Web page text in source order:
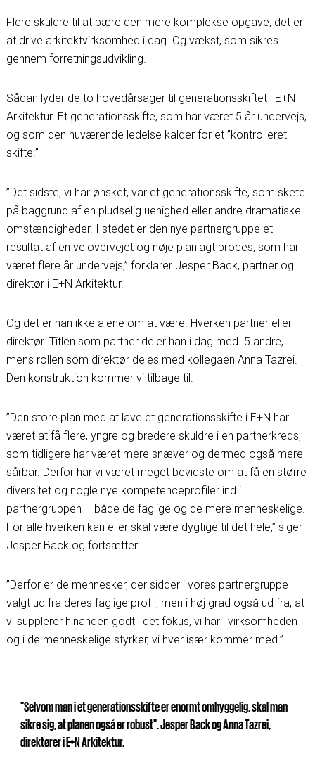
Flere skuldre til at bære den mere komplekse opgave, det er
at drive arkitektvirksomhed i dag. Og vækst, som sikres
gennem forretningsudvikling.
Sådan lyder de to hovedårsager til generationsskiftet i E+N
Arkitektur. Et generationsskifte, som har været 5 år undervejs,
og som den nuværende ledelse kalder for et ”kontrolleret
skifte.”
”Det sidste, vi har ønsket, var et generationsskifte, som skete
på baggrund af en pludselig uenighed eller andre dramatiske
omstændigheder. I stedet er den nye partnergruppe et
resultat af en velovervejet og nøje planlagt proces, som har
været flere år undervejs,” forklarer Jesper Back, partner og
direktør i E+N Arkitektur.
Og det er han ikke alene om at være. Hverken partner eller
direktør. Titlen som partner deler han i dag med 5 andre,
mens rollen som direktør deles med kollegaen Anna Tazrei.
Den konstruktion kommer vi tilbage til.
”Den store plan med at lave et generationsskifte i E+N har
været at få flere, yngre og bredere skuldre i en partnerkreds,
som tidligere har været mere snæver og dermed også mere
sårbar. Derfor har vi været meget bevidste om at få en større
diversitet og nogle nye kompetenceprofiler ind i
partnergruppen – både de faglige og de mere menneskelige.
For alle hverken kan eller skal være dygtige til det hele,” siger
Jesper Back og fortsætter:
”Derfor er de mennesker, der sidder i vores partnergruppe
valgt ud fra deres faglige profil, men i høj grad også ud fra, at
vi supplerer hinanden godt i det fokus, vi har i virksomheden
og i de menneskelige styrker, vi hver især kommer med.”
"Selvom man i et generationsskifte er enormt omhyggelig, skal man
sikre sig, at planen også er robust". Jesper Back og Anna Tazrei,
direktører i E+N Arkitektur.